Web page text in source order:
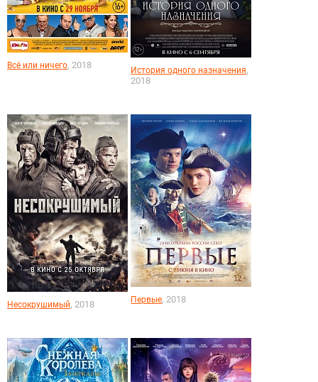
Всё или ничего, 2018 История одного назначения,
2018
Несокрушимый, 2018 Первые, 2018